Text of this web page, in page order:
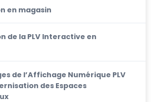
en magasin
de la PLV Interactive en
de l’Affichage Numérique PLV
des Espaces